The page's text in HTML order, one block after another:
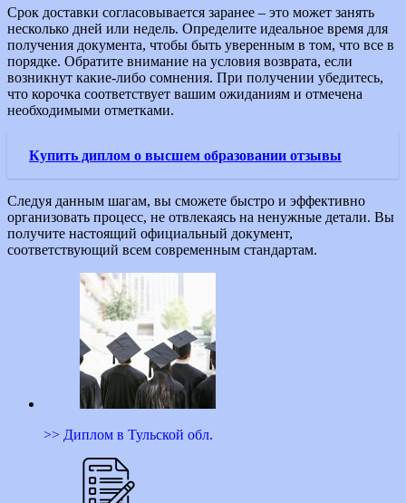
Срок доставки согласовывается заранее – это может занять
несколько дней или недель. Определите идеальное время для
получения документа, чтобы быть уверенным в том, что все в
порядке. Обратите внимание на условия возврата, если
возникнут какие-либо сомнения. При получении убедитесь,
что корочка соответствует вашим ожиданиям и отмечена
необходимыми отметками.
Купить диплом о высшем образовании отзывы
Следуя данным шагам, вы сможете быстро и эффективно
организовать процесс, не отвлекаясь на ненужные детали. Вы
получите настоящий официальный документ,
соответствующий всем современным стандартам.
>> Диплом в Тульской обл.